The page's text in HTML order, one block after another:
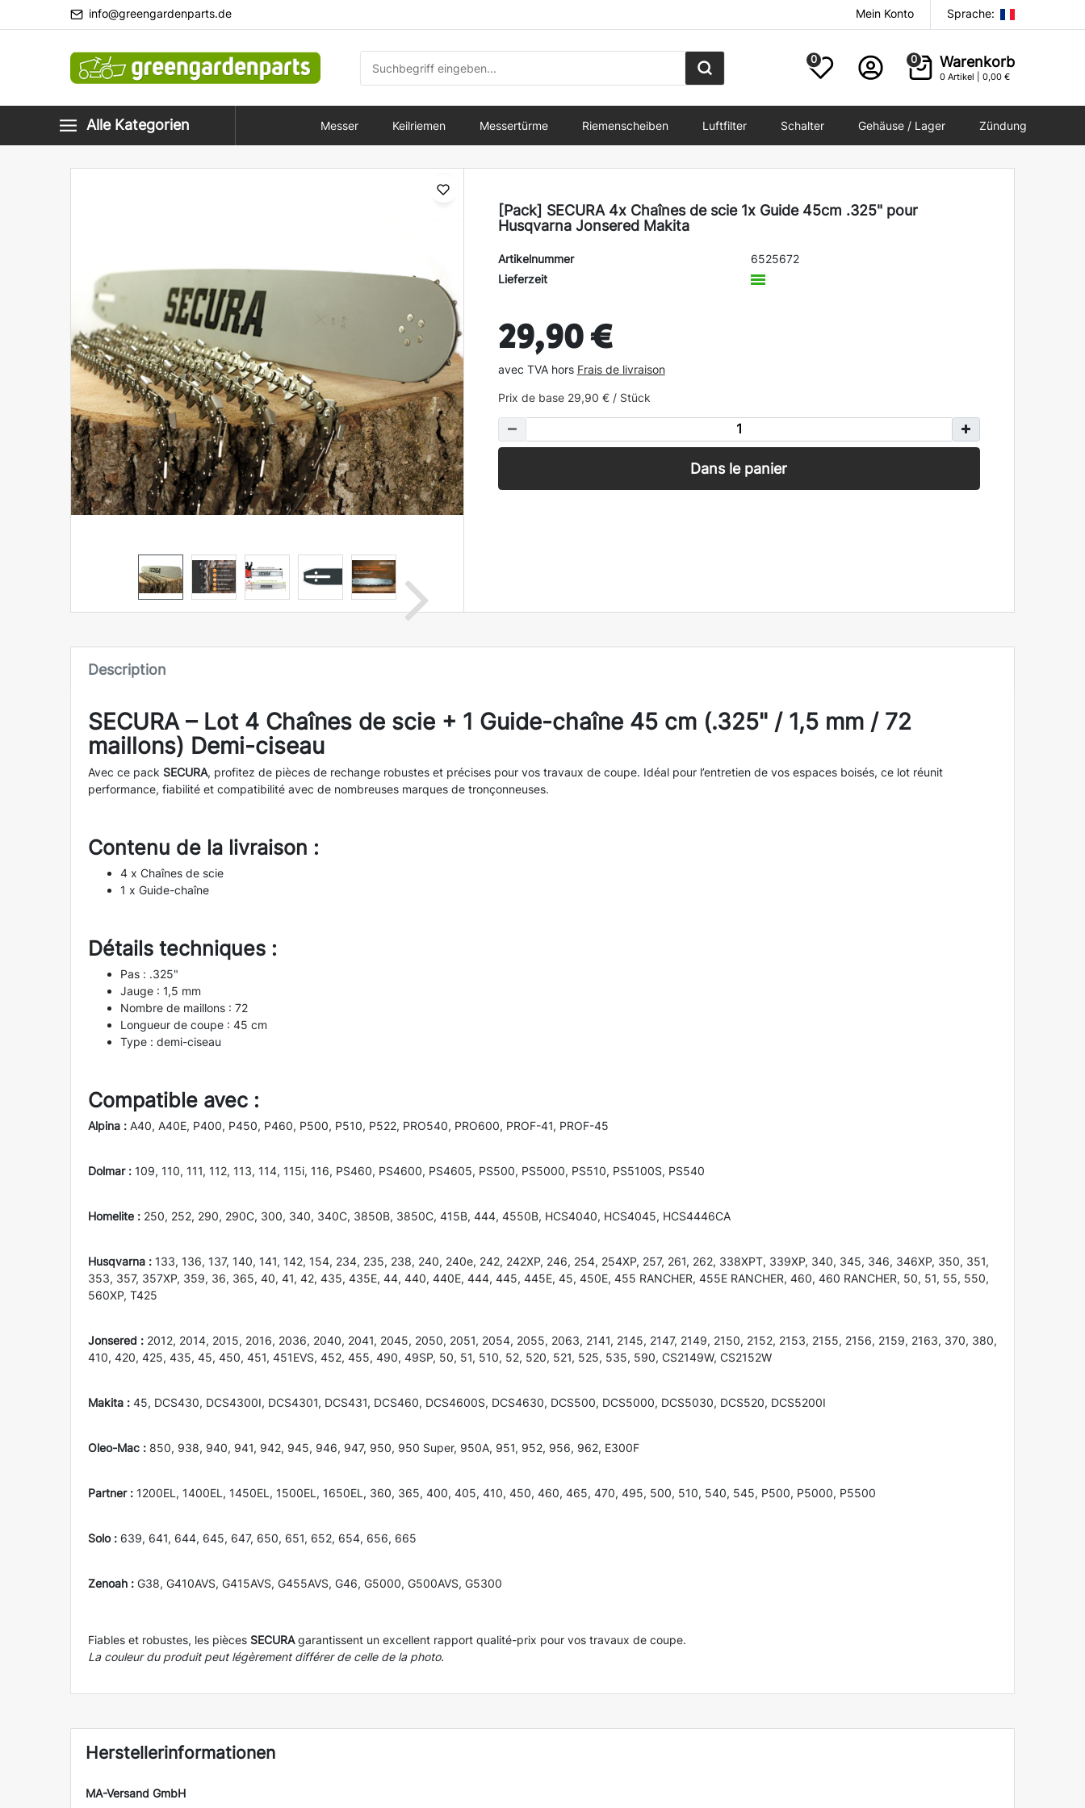
info@greengardenparts.de Mein Konto Sprache:
0 0 Warenkorb
0 Artikel | 0,00 €
Alle Kategorien Messer Keilriemen Messertürme Riemenscheiben Luftfilter Schalter Gehäuse / Lager Zündung
[Pack] SECURA 4x Chaînes de scie 1x Guide 45cm .325" pour
Husqvarna Jonsered Makita
Artikelnummer
6525672
Lieferzeit
29,90 €
avec TVA hors Frais de livraison
Prix de base 29,90 € / Stück
Dans le panier
Description
SECURA – Lot 4 Chaînes de scie + 1 Guide-chaîne 45 cm (.325" / 1,5 mm / 72
maillons) Demi-ciseau
Avec ce pack SECURA, profitez de pièces de rechange robustes et précises pour vos travaux de coupe. Idéal pour l’entretien de vos espaces boisés, ce lot réunit
performance, fiabilité et compatibilité avec de nombreuses marques de tronçonneuses.
Contenu de la livraison :
4 x Chaînes de scie
1 x Guide-chaîne
Détails techniques :
Pas : .325"
Jauge : 1,5 mm
Nombre de maillons : 72
Longueur de coupe : 45 cm
Type : demi-ciseau
Compatible avec :
Alpina : A40, A40E, P400, P450, P460, P500, P510, P522, PRO540, PRO600, PROF-41, PROF-45
Dolmar : 109, 110, 111, 112, 113, 114, 115i, 116, PS460, PS4600, PS4605, PS500, PS5000, PS510, PS5100S, PS540
Homelite : 250, 252, 290, 290C, 300, 340, 340C, 3850B, 3850C, 415B, 444, 4550B, HCS4040, HCS4045, HCS4446CA
Husqvarna : 133, 136, 137, 140, 141, 142, 154, 234, 235, 238, 240, 240e, 242, 242XP, 246, 254, 254XP, 257, 261, 262, 338XPT, 339XP, 340, 345, 346, 346XP, 350, 351,
353, 357, 357XP, 359, 36, 365, 40, 41, 42, 435, 435E, 44, 440, 440E, 444, 445, 445E, 45, 450E, 455 RANCHER, 455E RANCHER, 460, 460 RANCHER, 50, 51, 55, 550,
560XP, T425
Jonsered : 2012, 2014, 2015, 2016, 2036, 2040, 2041, 2045, 2050, 2051, 2054, 2055, 2063, 2141, 2145, 2147, 2149, 2150, 2152, 2153, 2155, 2156, 2159, 2163, 370, 380,
410, 420, 425, 435, 45, 450, 451, 451EVS, 452, 455, 490, 49SP, 50, 51, 510, 52, 520, 521, 525, 535, 590, CS2149W, CS2152W
Makita : 45, DCS430, DCS4300I, DCS4301, DCS431, DCS460, DCS4600S, DCS4630, DCS500, DCS5000, DCS5030, DCS520, DCS5200I
Oleo-Mac : 850, 938, 940, 941, 942, 945, 946, 947, 950, 950 Super, 950A, 951, 952, 956, 962, E300F
Partner : 1200EL, 1400EL, 1450EL, 1500EL, 1650EL, 360, 365, 400, 405, 410, 450, 460, 465, 470, 495, 500, 510, 540, 545, P500, P5000, P5500
Solo : 639, 641, 644, 645, 647, 650, 651, 652, 654, 656, 665
Zenoah : G38, G410AVS, G415AVS, G455AVS, G46, G5000, G500AVS, G5300
Fiables et robustes, les pièces SECURAgarantissent un excellent rapport qualité-prix pour vos travaux de coupe.
La couleur du produit peut légèrement différer de celle de la photo.
Herstellerinformationen
MA-Versand GmbH